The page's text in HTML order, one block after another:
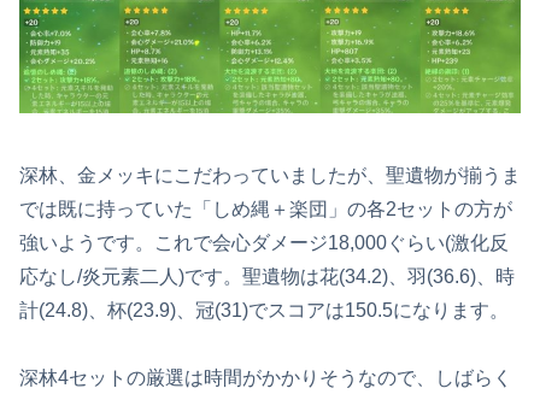
深林、金メッキにこだわっていましたが、聖遺物が揃うま
では既に持っていた「しめ縄＋楽団」の各2セットの方が
強いようです。これで会心ダメージ18,000ぐらい(激化反
応なし/炎元素二人)です。聖遺物は花(34.2)、羽(36.6)、時
計(24.8)、杯(23.9)、冠(31)でスコアは150.5になります。
深林4セットの厳選は時間がかかりそうなので、しばらく